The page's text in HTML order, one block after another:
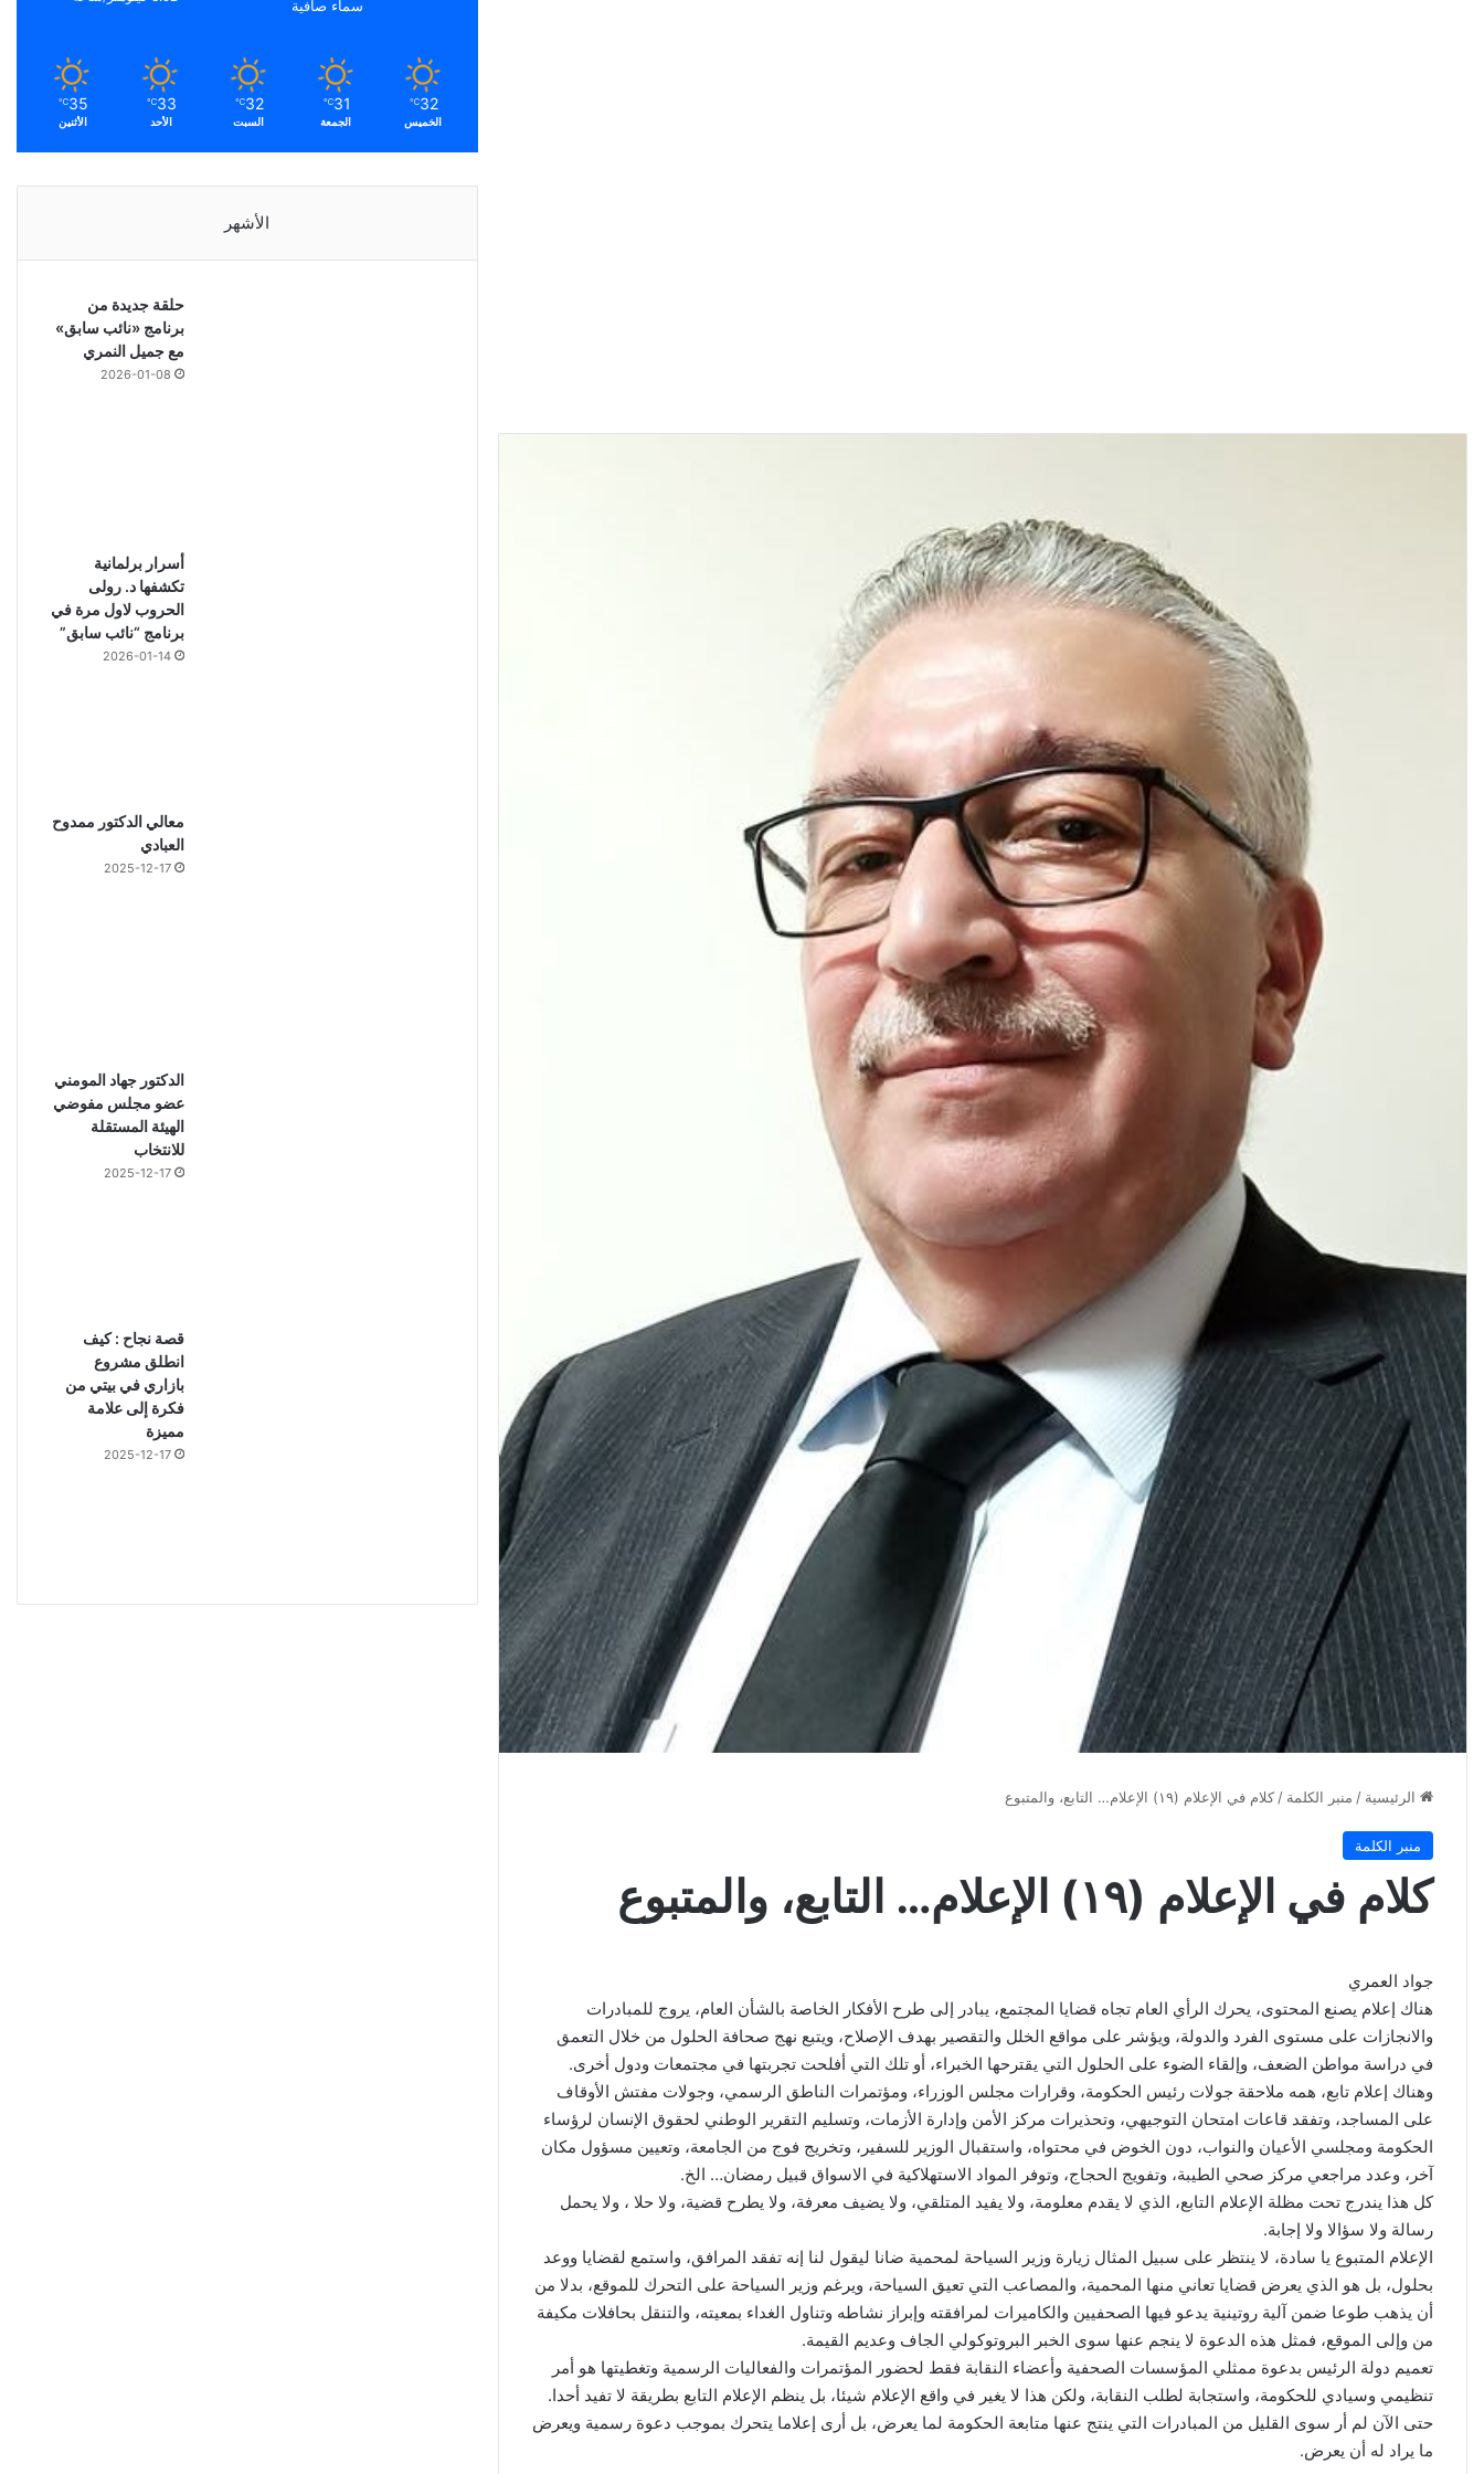
الرئيسية / منبر الكلمة /كلام في الإعلام (١٩) الإعلام… التابع، والمتبوع
منبر الكلمة
كلام في الإعلام (١٩) الإعلام… التابع، والمتبوع
جواد العمري
هناك إعلام يصنع المحتوى، يحرك الرأي العام تجاه قضايا المجتمع، يبادر إلى طرح الأفكار الخاصة بالشأن العام، يروج للمبادرات
والانجازات على مستوى الفرد والدولة، ويؤشر على مواقع الخلل والتقصير بهدف الإصلاح، ويتبع نهج صحافة الحلول من خلال التعمق
في دراسة مواطن الضعف، وإلقاء الضوء على الحلول التي يقترحها الخبراء، أو تلك التي أفلحت تجربتها في مجتمعات ودول أخرى.
وهناك إعلام تابع، همه ملاحقة جولات رئيس الحكومة، وقرارات مجلس الوزراء، ومؤتمرات الناطق الرسمي، وجولات مفتش الأوقاف
على المساجد، وتفقد قاعات امتحان التوجيهي، وتحذيرات مركز الأمن وإدارة الأزمات، وتسليم التقرير الوطني لحقوق الإنسان لرؤساء
الحكومة ومجلسي الأعيان والنواب، دون الخوض في محتواه، واستقبال الوزير للسفير، وتخريج فوج من الجامعة، وتعيين مسؤول مكان
آخر، وعدد مراجعي مركز صحي الطيبة، وتفويج الحجاج، وتوفر المواد الاستهلاكية في الاسواق قبيل رمضان… الخ.
كل هذا يندرج تحت مظلة الإعلام التابع، الذي لا يقدم معلومة، ولا يفيد المتلقي، ولا يضيف معرفة، ولا يطرح قضية، ولا حلا ، ولا يحمل
رسالة ولا سؤالا ولا إجابة.
الإعلام المتبوع يا سادة، لا ينتظر على سبيل المثال زيارة وزير السياحة لمحمية ضانا ليقول لنا إنه تفقد المرافق، واستمع لقضايا ووعد
بحلول، بل هو الذي يعرض قضايا تعاني منها المحمية، والمصاعب التي تعيق السياحة، ويرغم وزير السياحة على التحرك للموقع، بدلا من
أن يذهب طوعا ضمن آلية روتينية يدعو فيها الصحفيين والكاميرات لمرافقته وإبراز نشاطه وتناول الغداء بمعيته، والتنقل بحافلات مكيفة
من وإلى الموقع، فمثل هذه الدعوة لا ينجم عنها سوى الخبر البروتوكولي الجاف وعديم القيمة.
تعميم دولة الرئيس بدعوة ممثلي المؤسسات الصحفية وأعضاء النقابة فقط لحضور المؤتمرات والفعاليات الرسمية وتغطيتها هو أمر
تنظيمي وسيادي للحكومة، واستجابة لطلب النقابة، ولكن هذا لا يغير في واقع الإعلام شيئا، بل ينظم الإعلام التابع بطريقة لا تفيد أحدا.
حتى الآن لم أر سوى القليل من المبادرات التي ينتج عنها متابعة الحكومة لما يعرض، بل أرى إعلاما يتحرك بموجب دعوة رسمية ويعرض
ما يراد له أن يعرض.
سماء صافية
32
℃
الخميس
31
℃
الجمعة
32
℃
السبت
33
℃
الأحد
35
℃
الأثنين
الأشهر
حلقة جديدة من
برنامج «نائب سابق»
مع جميل النمري
2026-01-08
أسرار برلمانية
تكشفها د. رولى
الحروب لاول مرة في
برنامج “نائب سابق”
2026-01-14
معالي الدكتور ممدوح
العبادي
2025-12-17
الدكتور جهاد المومني
عضو مجلس مفوضي
الهيئة المستقلة
للانتخاب
2025-12-17
قصة نجاح : كيف
انطلق مشروع
بازاري في بيتي من
فكرة إلى علامة
مميزة
2025-12-17